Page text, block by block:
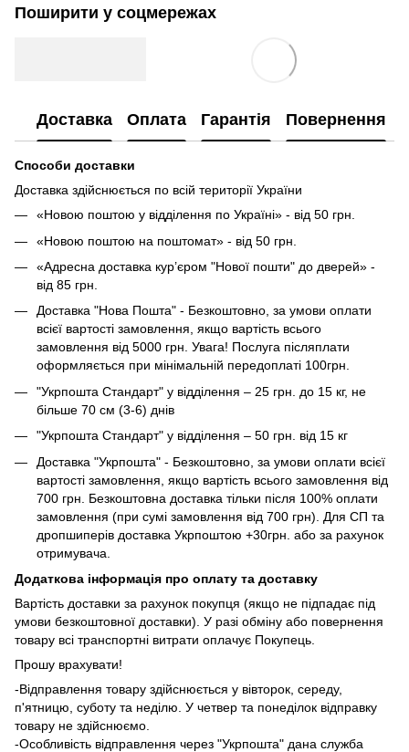
Поширити у соцмережах
Доставка Оплата Гарантія Повернення
Способи доставки
Доставка здійснюється по всій території України
«Новою поштою у відділення по Україні» - від 50 грн.
«Новою поштою на поштомат» - від 50 грн.
«Адресна доставка кур’єром "Нової пошти" до дверей» -
від 85 грн.
Доставка "Нова Пошта" - Безкоштовно, за умови оплати
всієї вартості замовлення, якщо вартість всього
замовлення від 5000 грн. Увага! Послуга післяплати
оформляється при мінімальній передоплаті 100грн.
"Укрпошта Стандарт" у відділення – 25 грн. до 15 кг, не
більше 70 см (3-6) днів
"Укрпошта Стандарт" у відділення – 50 грн. від 15 кг
Доставка "Укрпошта" - Безкоштовно, за умови оплати всієї
вартості замовлення, якщо вартість всього замовлення від
700 грн. Безкоштовна доставка тільки після 100% оплати
замовлення (при сумі замовлення від 700 грн). Для СП та
дропшиперів доставка Укрпоштою +30грн. або за рахунок
отримувача.
Додаткова інформація про оплату та доставку
Вартість доставки за рахунок покупця (якщо не підпадає під
умови безкоштовної доставки). У разі обміну або повернення
товару всі транспортні витрати оплачує Покупець.
Прошу врахувати!
-Відправлення товару здійснюється у вівторок, середу,
п'ятницю, суботу та неділю. У четвер та понеділок відправку
товару не здійснюємо.
-Особливість відправлення через "Укрпошта" дана служба